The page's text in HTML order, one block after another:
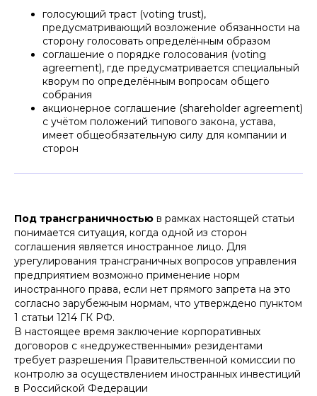
голосующий траст (voting trust),
предусматривающий возложение обязанности на
сторону голосовать определённым образом
соглашение о порядке голосования (voting
agreement), где предусматривается специальный
кворум по определённым вопросам общего
собрания
акционерное соглашение (shareholder agreement)
с учётом положений типового закона, устава,
имеет общеобязательную силу для компании и
сторон
Под трансграничностью в рамках настоящей статьи
понимается ситуация, когда одной из сторон
соглашения является иностранное лицо. Для
урегулирования трансграничных вопросов управления
предприятием возможно применение норм
иностранного права, если нет прямого запрета на это
согласно зарубежным нормам, что утверждено пунктом
1 статьи 1214 ГК РФ.
В настоящее время заключение корпоративных
договоров с «недружественными» резидентами
требует разрешения Правительственной комиссии по
контролю за осуществлением иностранных инвестиций
в Российской Федерации